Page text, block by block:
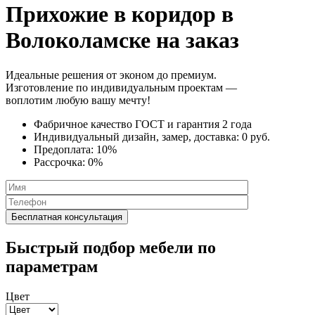
Прихожие в коридор в
Волоколамске на заказ
Идеальные решения от эконом до премиум.
Изготовление по индивидуальным проектам —
воплотим любую вашу мечту!
Фабричное качество ГОСТ и гарантия 2 года
Индивидуальный дизайн, замер, доставка: 0 руб.
Предоплата: 10%
Рассрочка: 0%
Быстрый подбор мебели по
параметрам
Цвет